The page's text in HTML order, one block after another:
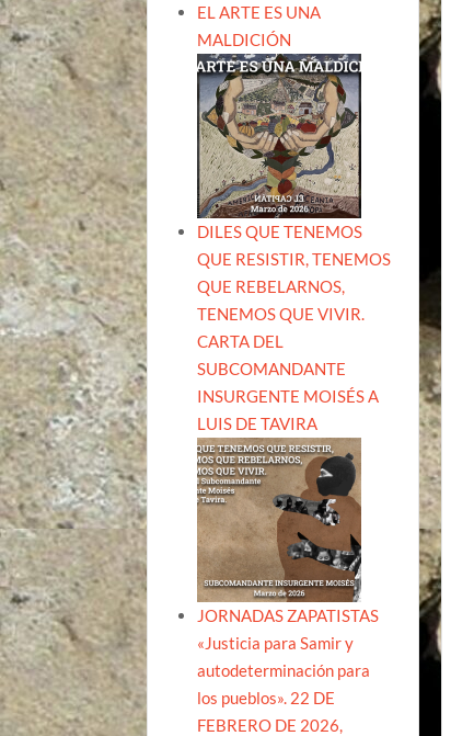
EL ARTE ES UNA
MALDICIÓN
DILES QUE TENEMOS
QUE RESISTIR, TENEMOS
QUE REBELARNOS,
TENEMOS QUE VIVIR.
CARTA DEL
SUBCOMANDANTE
INSURGENTE MOISÉS A
LUIS DE TAVIRA
JORNADAS ZAPATISTAS
«Justicia para Samir y
autodeterminación para
los pueblos». 22 DE
FEBRERO DE 2026,